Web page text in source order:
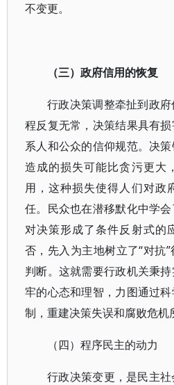
不变更。
（三）政府信用的恢复
行政决策调整牵扯到政
程反复无常，决策结果具有
系人和公众的信仰规范。决
造成的损失可能比贪污更大
用，这种损失使得人们对政
任。民众也在潜移默化中学会
对决策形成了条件反射式的
否，先入为主地树立了“对抗
判断。这就需要行政机关秉
牢的心态和理智，力图通过
制，重建决策失误和腐败危机
（四）程序民主的动力
行政决策变更，是民主